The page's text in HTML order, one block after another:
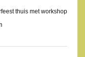
thuis met workshop